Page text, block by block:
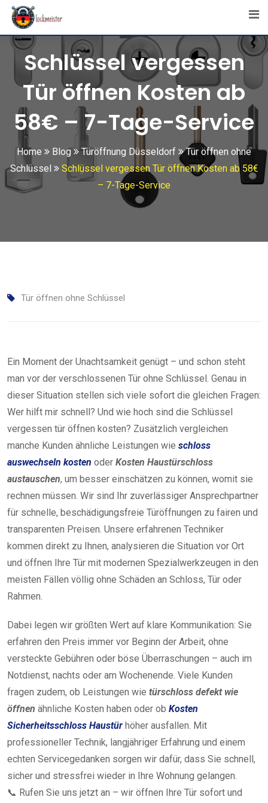
Skip
content
Schlüssel vergessen
Tür öffnen Kosten ab
58€ – 7-Tage-Service
Home Blog Türöffnung Düsseldorf
Tür öffnen ohne
Schlüssel
Schlüssel vergessen Tür öffnen Kosten ab 58€
– 7-Tage-Service
Tür öffnen ohne Schlüssel
Ein Moment der Unachtsamkeit genügt – und schon steht
man vor der verschlossenen Tür ohne Schlüssel. Genau in
dieser Situation stellen sich viele sofort die gleichen Fragen:
Wer hilft mir schnell? Und wie hoch sind die Schlüssel
vergessen tür öffnen kosten? Zusätzlich vergleichen
manche Kunden ähnliche Leistungen wie schloss
auswechseln kosten oder Kosten Haustürschloss
austauschen, um besser einschätzen zu können, womit sie
rechnen müssen. Wir sind Ihr zuverlässiger Ansprechpartner
für schnelle, beschädigungsfreie Türöffnungen zu fairen und
transparenten Preisen. Unsere erfahrenen Techniker
kommen direkt zu Ihnen, analysieren die Situation vor Ort
und öffnen Ihre Tür mit modernen Spezialwerkzeugen in den
meisten Fällen völlig ohne Schäden an Schloss, Tür oder
Rahmen.
Dabei legen wir größten Wert auf klare Kommunikation: Sie
erfahren den Preis immer vor Beginn der Arbeit, ohne
versteckte Gebühren oder böse Überraschungen – auch im
Notdienst, nachts oder am Wochenende. Viele Kunden
fragen zudem, ob Leistungen wie türschloss defekt wie
öffnen ähnliche Kosten haben oder ob Kosten
Sicherheitsschloss Haustür höher ausfallen. Mit
professioneller Technik, langjähriger Erfahrung und einem
echten Servicegedanken sorgen wir dafür, dass Sie schnell,
sicher und stressfrei wieder in Ihre Wohnung gelangen.
📞 Rufen Sie uns jetzt an – wir öffnen Ihre Tür sofort und